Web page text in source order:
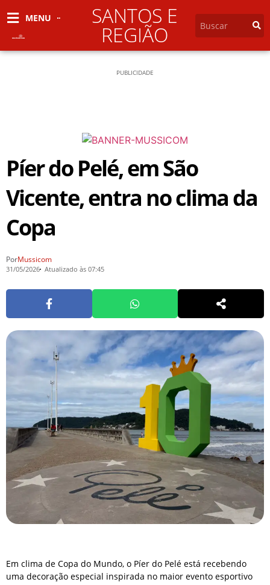
MENU SANTOS E
REGIÃO
PUBLICIDADE
Píer do Pelé, em São
Vicente, entra no clima da
Copa
PorMussicom
31/05/2026 Atualizado às 07:45
Em clima de Copa do Mundo, o Píer do Pelé está recebendo
uma decoração especial inspirada no maior evento esportivo